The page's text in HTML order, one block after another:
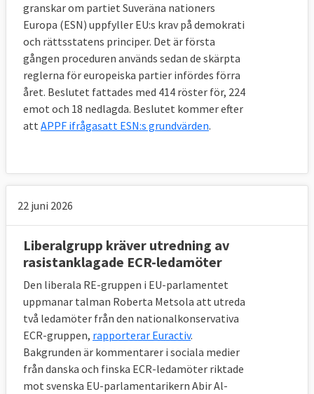
granskar om partiet Suveräna nationers
Europa (ESN) uppfyller EU:s krav på demokrati
och rättsstatens principer. Det är första
gången proceduren används sedan de skärpta
reglerna för europeiska partier infördes förra
året. Beslutet fattades med 414 röster för, 224
emot och 18 nedlagda. Beslutet kommer efter
att APPF ifrågasatt ESN:s grundvärden.
22 juni 2026
Liberalgrupp kräver utredning av
rasistanklagade ECR-ledamöter
Den liberala RE-gruppen i EU-parlamentet
uppmanar talman Roberta Metsola att utreda
två ledamöter från den nationalkonservativa
ECR-gruppen, rapporterar Euractiv.
Bakgrunden är kommentarer i sociala medier
från danska och finska ECR-ledamöter riktade
mot svenska EU-parlamentarikern Abir Al-